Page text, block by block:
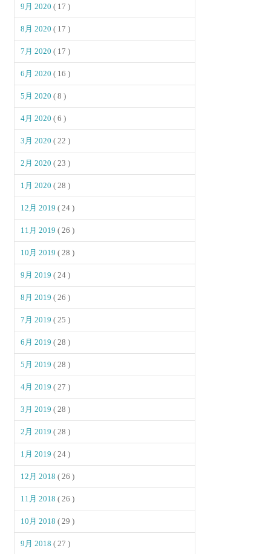
9月 2020( 17 )
8月 2020( 17 )
7月 2020( 17 )
6月 2020( 16 )
5月 2020( 8 )
4月 2020( 6 )
3月 2020( 22 )
2月 2020( 23 )
1月 2020( 28 )
12月 2019( 24 )
11月 2019( 26 )
10月 2019( 28 )
9月 2019( 24 )
8月 2019( 26 )
7月 2019( 25 )
6月 2019( 28 )
5月 2019( 28 )
4月 2019( 27 )
3月 2019( 28 )
2月 2019( 28 )
1月 2019( 24 )
12月 2018( 26 )
11月 2018( 26 )
10月 2018( 29 )
9月 2018( 27 )